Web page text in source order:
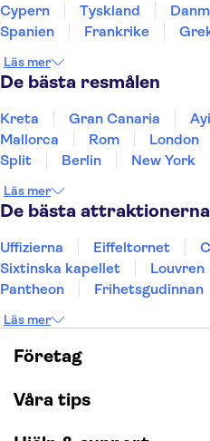
Cypern
Tyskland
Spanien
Frankrike
Sverige
Thailand
Läs mer
De bästa resmålen
Kreta Gran Canaria
Mallorca
Rom London
Split
Berlin New York
Uppsala
Helsingborg
Läs mer
De bästa attraktionerna
Uffizierna Eiffeltornet
Sixtinska kapellet
Louvren
Pantheon
Frihetsgudinnan
Burj Khalifa
Keukenhof
Saltgruvan i Wieliczka
London Dungeon
Läs mer
Företag
Våra tips